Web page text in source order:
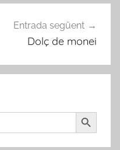
Entrada següent
Dolç de monei
Search Button